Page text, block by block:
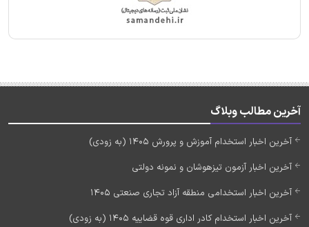
آخرین مطالب وبلاگ
آخرین اخبار استخدام آموزش و پرورش 1405 (به زودی)
آخرین اخبار آزمون تیزهوشان و نمونه دولتی
آخرین اخبار استخدامی منطقه آزاد تجاری صنعتی 1405
آخرین اخبار استخدام کادر اداری قوه قضاییه 1405 (به زودی)